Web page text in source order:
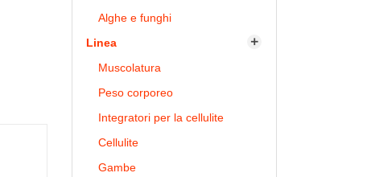
Alghe e funghi
Linea

Muscolatura
Peso corporeo
Integratori per la cellulite
Cellulite
Gambe